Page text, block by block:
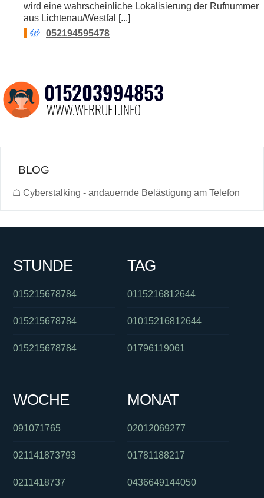
wird eine wahrscheinliche Lokalisierung der Rufnummer
aus Lichtenau/Westfal [...]
🫣
052194595478
BLOG
☖ Cyberstalking - andauernde Belästigung am Telefon
STUNDE
015215678784
015215678784
015215678784
TAG
0115216812644
01015216812644
01796119061
WOCHE
091071765
021141873793
0211418737
MONAT
02012069277
01781188217
0436649144050